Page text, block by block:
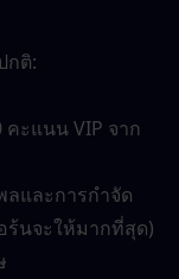
กติ:
ะแนน VIP จาก
และการกำจัด
นจะให้มากที่สุด)